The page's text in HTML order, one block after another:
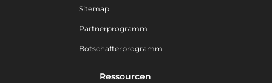
Sitemap
Partnerprogramm
Botschafterprogramm
Ressourcen